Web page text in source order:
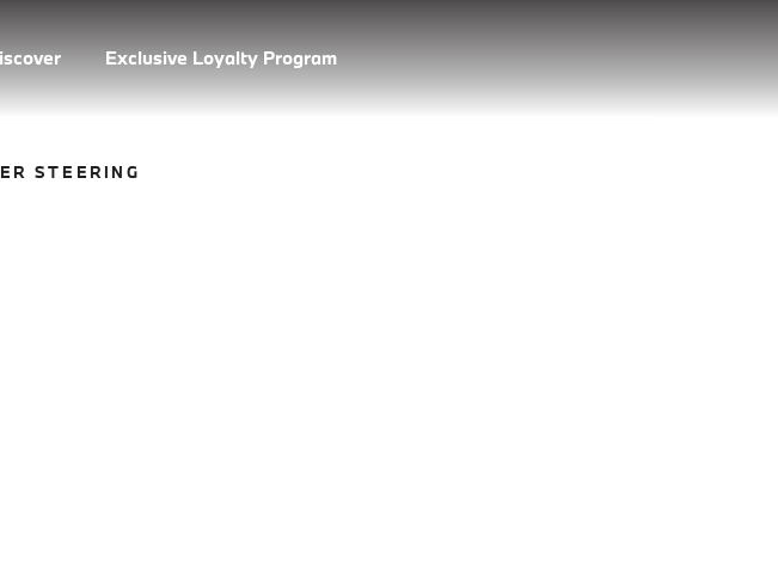
Exclusive Loyalty Program
STEERING